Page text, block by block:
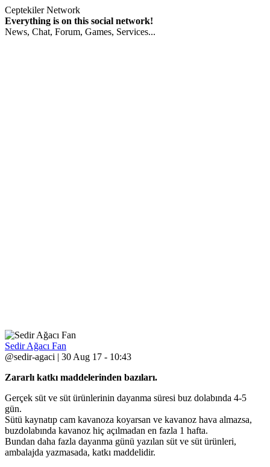
Ceptekiler Network
Everything is on this social network!
News, Chat, Forum, Games, Services...
Sedir Ağacı Fan
@sedir-agaci | 30 Aug 17 - 10:43
Zararlı katkı maddelerinden bazıları.
Gerçek süt ve süt ürünlerinin dayanma süresi buz dolabında 4-5
gün.
Sütü kaynatıp cam kavanoza koyarsan ve kavanoz hava almazsa,
buzdolabında kavanoz hiç açılmadan en fazla 1 hafta.
Bundan daha fazla dayanma günü yazılan süt ve süt ürünleri,
ambalajda yazmasada, katkı maddelidir.